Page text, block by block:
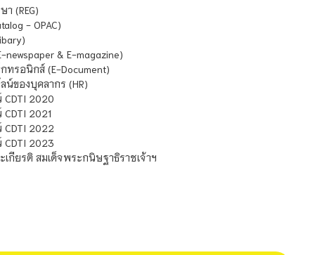
(REG)
- OPAC)
& E-magazine)
ทรอนิกส์ (E-Document)
ของบุคลากร (HR)
2020
2021
2022
2023
กียรติ สมเด็จพระกนิษฐาธิราชเจ้าฯ